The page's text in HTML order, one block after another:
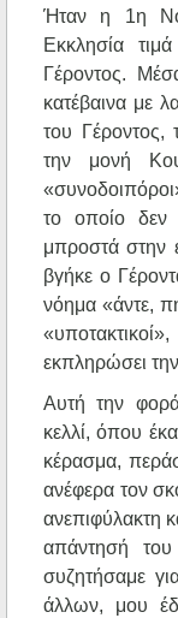
Ήταν η 1η
Εκκλησία
Γέροντος.
κατέβαινα με
του
την μονή
το οποίο δεν
μπροστά στην
βγήκε ο
νόημα «άντε,
εκπληρώσει
Αυτή την
κελλί, όπου
κέρασμα,
ανέφερα τον
ανεπιφύλακτη
απάντησή του
συζητήσαμε
άλλων, μου